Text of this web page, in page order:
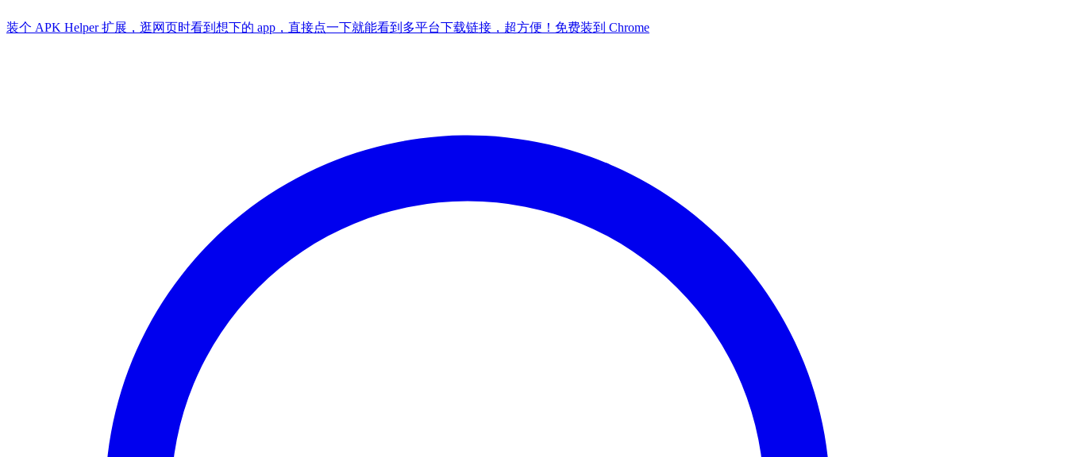
装个 APK Helper 扩展，逛网页时看到想下的 app，直接点一下就能看到多平台下载链接，超方便！ 免费装到 Chrome